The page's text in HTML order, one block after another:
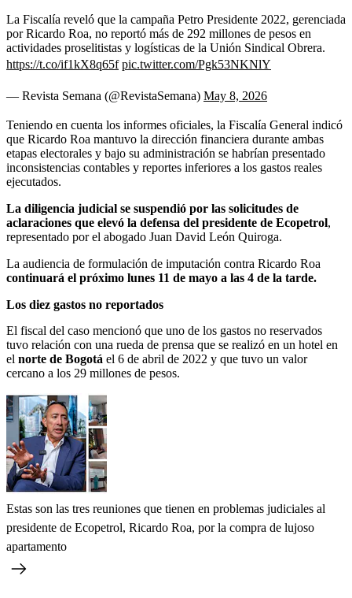
La Fiscalía reveló que la campaña Petro Presidente 2022, gerenciada
por Ricardo Roa, no reportó más de 292 millones de pesos en
actividades proselitistas y logísticas de la Unión Sindical Obrera.
https://t.co/if1kX8q65f pic.twitter.com/Pgk53NKNlY
— Revista Semana (@RevistaSemana) May 8, 2026
Teniendo en cuenta los informes oficiales, la Fiscalía General indicó
que Ricardo Roa mantuvo la dirección financiera durante ambas
etapas electorales y bajo su administración se habrían presentado
inconsistencias contables y reportes inferiores a los gastos reales
ejecutados.
La diligencia judicial se suspendió por las solicitudes de
aclaraciones que elevó la defensa del presidente de Ecopetrol,
representado por el abogado Juan David León Quiroga.
La audiencia de formulación de imputación contra Ricardo Roa
continuará el próximo lunes 11 de mayo a las 4 de la tarde.
Los diez gastos no reportados
El fiscal del caso mencionó que uno de los gastos no reservados
tuvo relación con una rueda de prensa que se realizó en un hotel en
el norte de Bogotá el 6 de abril de 2022 y que tuvo un valor
cercano a los 29 millones de pesos.
Estas son las tres reuniones que tienen en problemas judiciales al
presidente de Ecopetrol, Ricardo Roa, por la compra de lujoso
apartamento